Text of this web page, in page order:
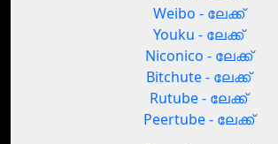
Weibo - ലേക്ക്
Youku - ലേക്ക്
Niconico - ലേക്ക്
Bitchute - ലേക്ക്
Rutube - ലേക്ക്
Peertube - ലേക്ക്